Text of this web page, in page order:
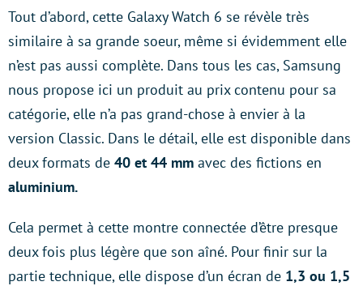
Tout d’abord, cette Galaxy Watch 6 se révèle très
similaire à sa grande soeur, même si évidemment elle
n’est pas aussi complète. Dans tous les cas, Samsung
nous propose ici un produit au prix contenu pour sa
catégorie, elle n’a pas grand-chose à envier à la
version Classic. Dans le détail, elle est disponible dans
deux formats de 40 et 44 mm avec des fictions en
aluminium.
Cela permet à cette montre connectée d’être presque
deux fois plus légère que son aîné. Pour finir sur la
partie technique, elle dispose d’un écran de 1,3 ou 1,5